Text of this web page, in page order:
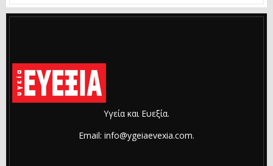
Υγεία και Ευεξία.
Email: info@ygeiaevexia.com.